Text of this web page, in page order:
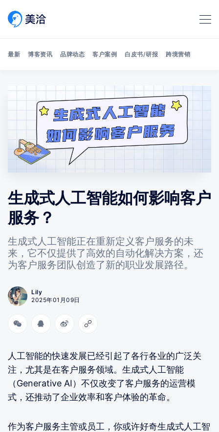
最新 博客资讯 品牌动态 客户案例 白皮书/研报 跨境营销
生成式人工智能如何影响客户
服务？
生成式人工智能正在重新定义客户服务的未
来，它不仅提供了高效的自动化解决方案，还
为客户服务团队创造了新的职业发展路径。
Lily
2025年01月09日
人工智能的快速发展已经引起了各行各业的广泛关
注，尤其是在客户服务领域。生成式人工智能
（Generative AI）不仅改变了客户服务的运营模
式，还推动了企业效率和客户体验的革命。
作为客户服务主管或员工，你或许好奇生成式人工智